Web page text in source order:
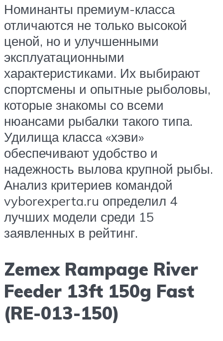
Номинанты премиум-класса
отличаются не только высокой
ценой, но и улучшенными
эксплуатационными
характеристиками. Их выбирают
спортсмены и опытные рыболовы,
которые знакомы со всеми
нюансами рыбалки такого типа.
Удилища класса «хэви»
обеспечивают удобство и
надежность вылова крупной рыбы.
Анализ критериев командой
vyborexperta.ru определил 4
лучших модели среди 15
заявленных в рейтинг.
Zemex Rampage River
Feeder 13ft 150g Fast
(RE-013-150)